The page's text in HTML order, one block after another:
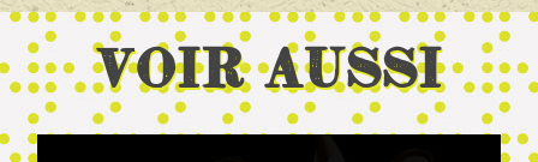
Voir aussi